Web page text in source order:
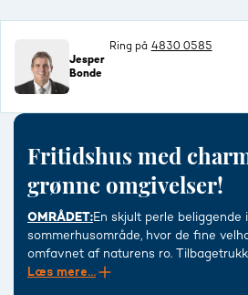
Jesper
Bonde
Ring på 4830 0585
Fritidshus med
grønne omgivelser!
OMRÅDET:En skjult perle
sommerhusområde, hvor de fine
omfavnet af naturens ro.
på en lille blind vej, får man sin helt
Læs mere...